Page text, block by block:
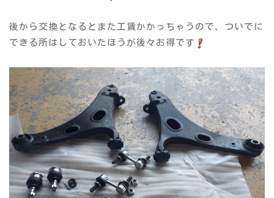
後から交換となるとまた工賃かかっちゃうので、ついでに
できる所はしておいたほうが後々お得です